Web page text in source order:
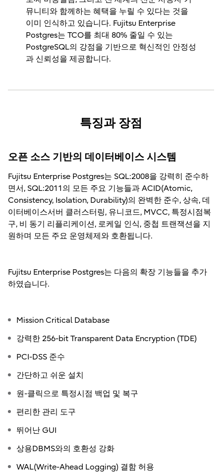
뮤니티와 함께하는 혜택을 누릴 수 있다는 것을
이미 인식하고 있습니다. Fujitsu Enterprise
Postgres는 TCO를 최대 80% 줄일 수 있는
PostgreSQL의 강점을 기반으로 혁신적인 안정성
과 신뢰성을 제공합니다.
특징과 장점
오픈 소스 기반의 데이터베이스 시스템
Fujitsu Enterprise Postgres는 SQL:2008을 강력히 준수하
면서, SQL:2011의 모든 주요 기능들과 ACID(Atomic,
Consistency, Isolation, Durability)의 완벽한 준수, 상속, 데
이터베이스서버 클러스터링, 유니코드, MVCC, 특정시점복
구, 비 동기 리플리케이션, 로케일 인식, 중첩 트랜잭션을 지
원하며 모든 주요 운영체제와 호환됩니다.
Fujitsu Enterprise Postgres는 다음의 확장 기능들을 추가
하였습니다.
Mission Critical Database
강력한 256-bit Transparent Data Encryption (TDE)
PCI-DSS 준수
간단하고 쉬운 설치
원-클릭으로 특정시점 백업 및 복구
편리한 관리 도구
뛰어난 GUI
상용DBMS와의 호환성 강화
WAL(Write-Ahead Logging) 결함 허용